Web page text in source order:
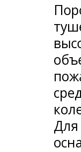
Для